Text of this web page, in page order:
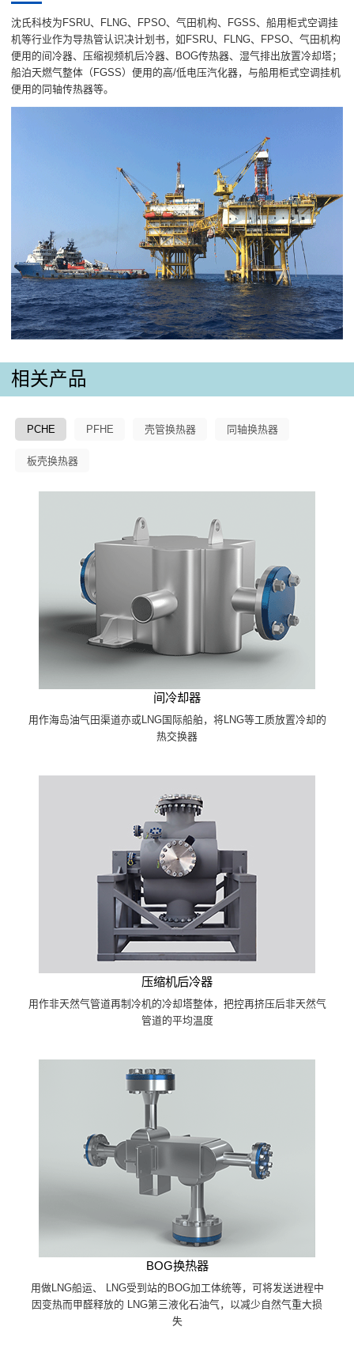
沈氏科枝为FSRU、FLNG、FPSO、气田机构、FGSS、船用柜式空调挂
机等行业作为导热管认识决计划书，如FSRU、FLNG、FPSO、气田机构
便用的间冷器、压缩视频机后冷器、BOG传热器、湿气排出放置冷却塔；
船泊天燃气整体（FGSS）便用的高/低电压汽化器，与船用柜式空调挂机
便用的同轴传热器等。
相关产品
PCHE PFHE 壳管换热器 同轴换热器
板壳换热器
间冷却器
用作海岛油气田渠道亦或LNG国际船舶，将LNG等工质放置冷却的
热交换器
压缩机后冷器
用作非天然气管道再制冷机的冷却塔整体，把控再挤压后非天然气
管道的平均温度
BOG换热器
用做LNG船运、 LNG受到站的BOG加工体统等，可将发送进程中
因变热而甲醛释放的 LNG第三液化石油气，以减少自然气重大损
失